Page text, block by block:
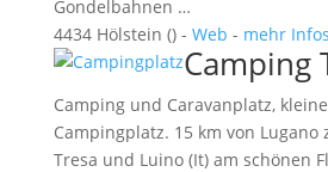
Gondelbahnen …
4434 Hölstein () - Web - mehr Infos
Camping
Camping und Caravanplatz,
Campingplatz. 15 km von Lugano
Tresa und Luino (It) am schönen